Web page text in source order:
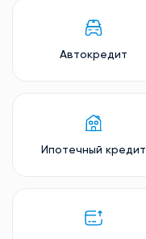
Автокредит
Ипотечный кредит